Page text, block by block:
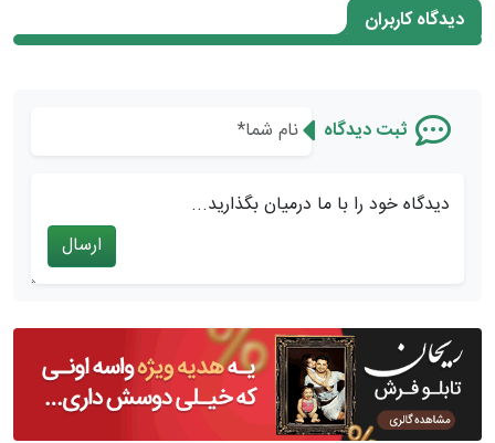
دیدگاه کاربران
ثبت دیدگاه
دیدگاه خود را با ما درمیان بگذارید...
ارسال